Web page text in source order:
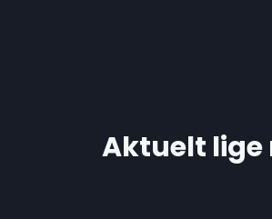
Aktuelt lige